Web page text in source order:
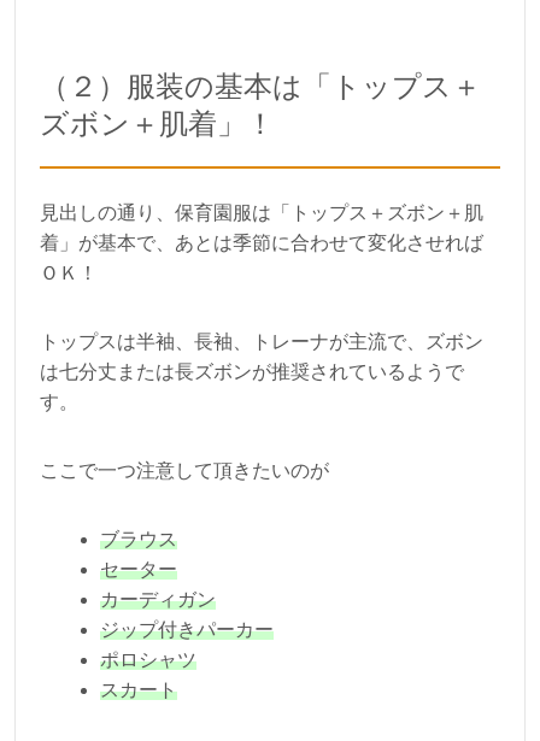
（２）服装の基本は「トップス＋
ズボン＋肌着」！
見出しの通り、保育園服は「トップス＋ズボン＋肌
着」が基本で、あとは季節に合わせて変化させれば
ＯＫ！
トップスは半袖、長袖、トレーナが主流で、ズボン
は七分丈または長ズボンが推奨されているようで
す。
ここで一つ注意して頂きたいのが
ブラウス
セーター
カーディガン
ジップ付きパーカー
ポロシャツ
スカート